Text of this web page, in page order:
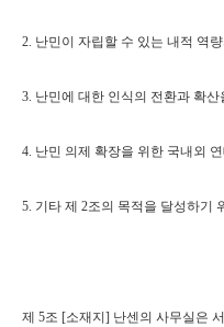
2. 난민이 자립할 수 있는 내적 역
3. 난민에 대한 인식의 전환과 확
4. 난민 의제 확장을 위한 국내외
5. 기타 제 2조의 목적을 달성하기
제 5조 [소재지] 난센의 사무실은